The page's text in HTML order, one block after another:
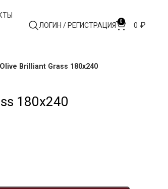
ЛОГИН / РЕГИСТРАЦИЯ 0 0 ₽
Brilliant Grass 180х240
180х240